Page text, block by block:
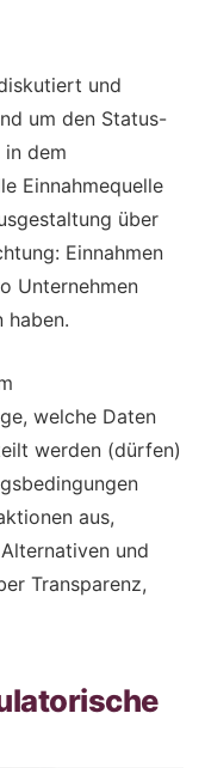
und
um den Status-
dem
Einnahmequelle
über
Einnahmen
Unternehmen
haben.
welche Daten
werden (dürfen)
aus,
und
Transparenz,